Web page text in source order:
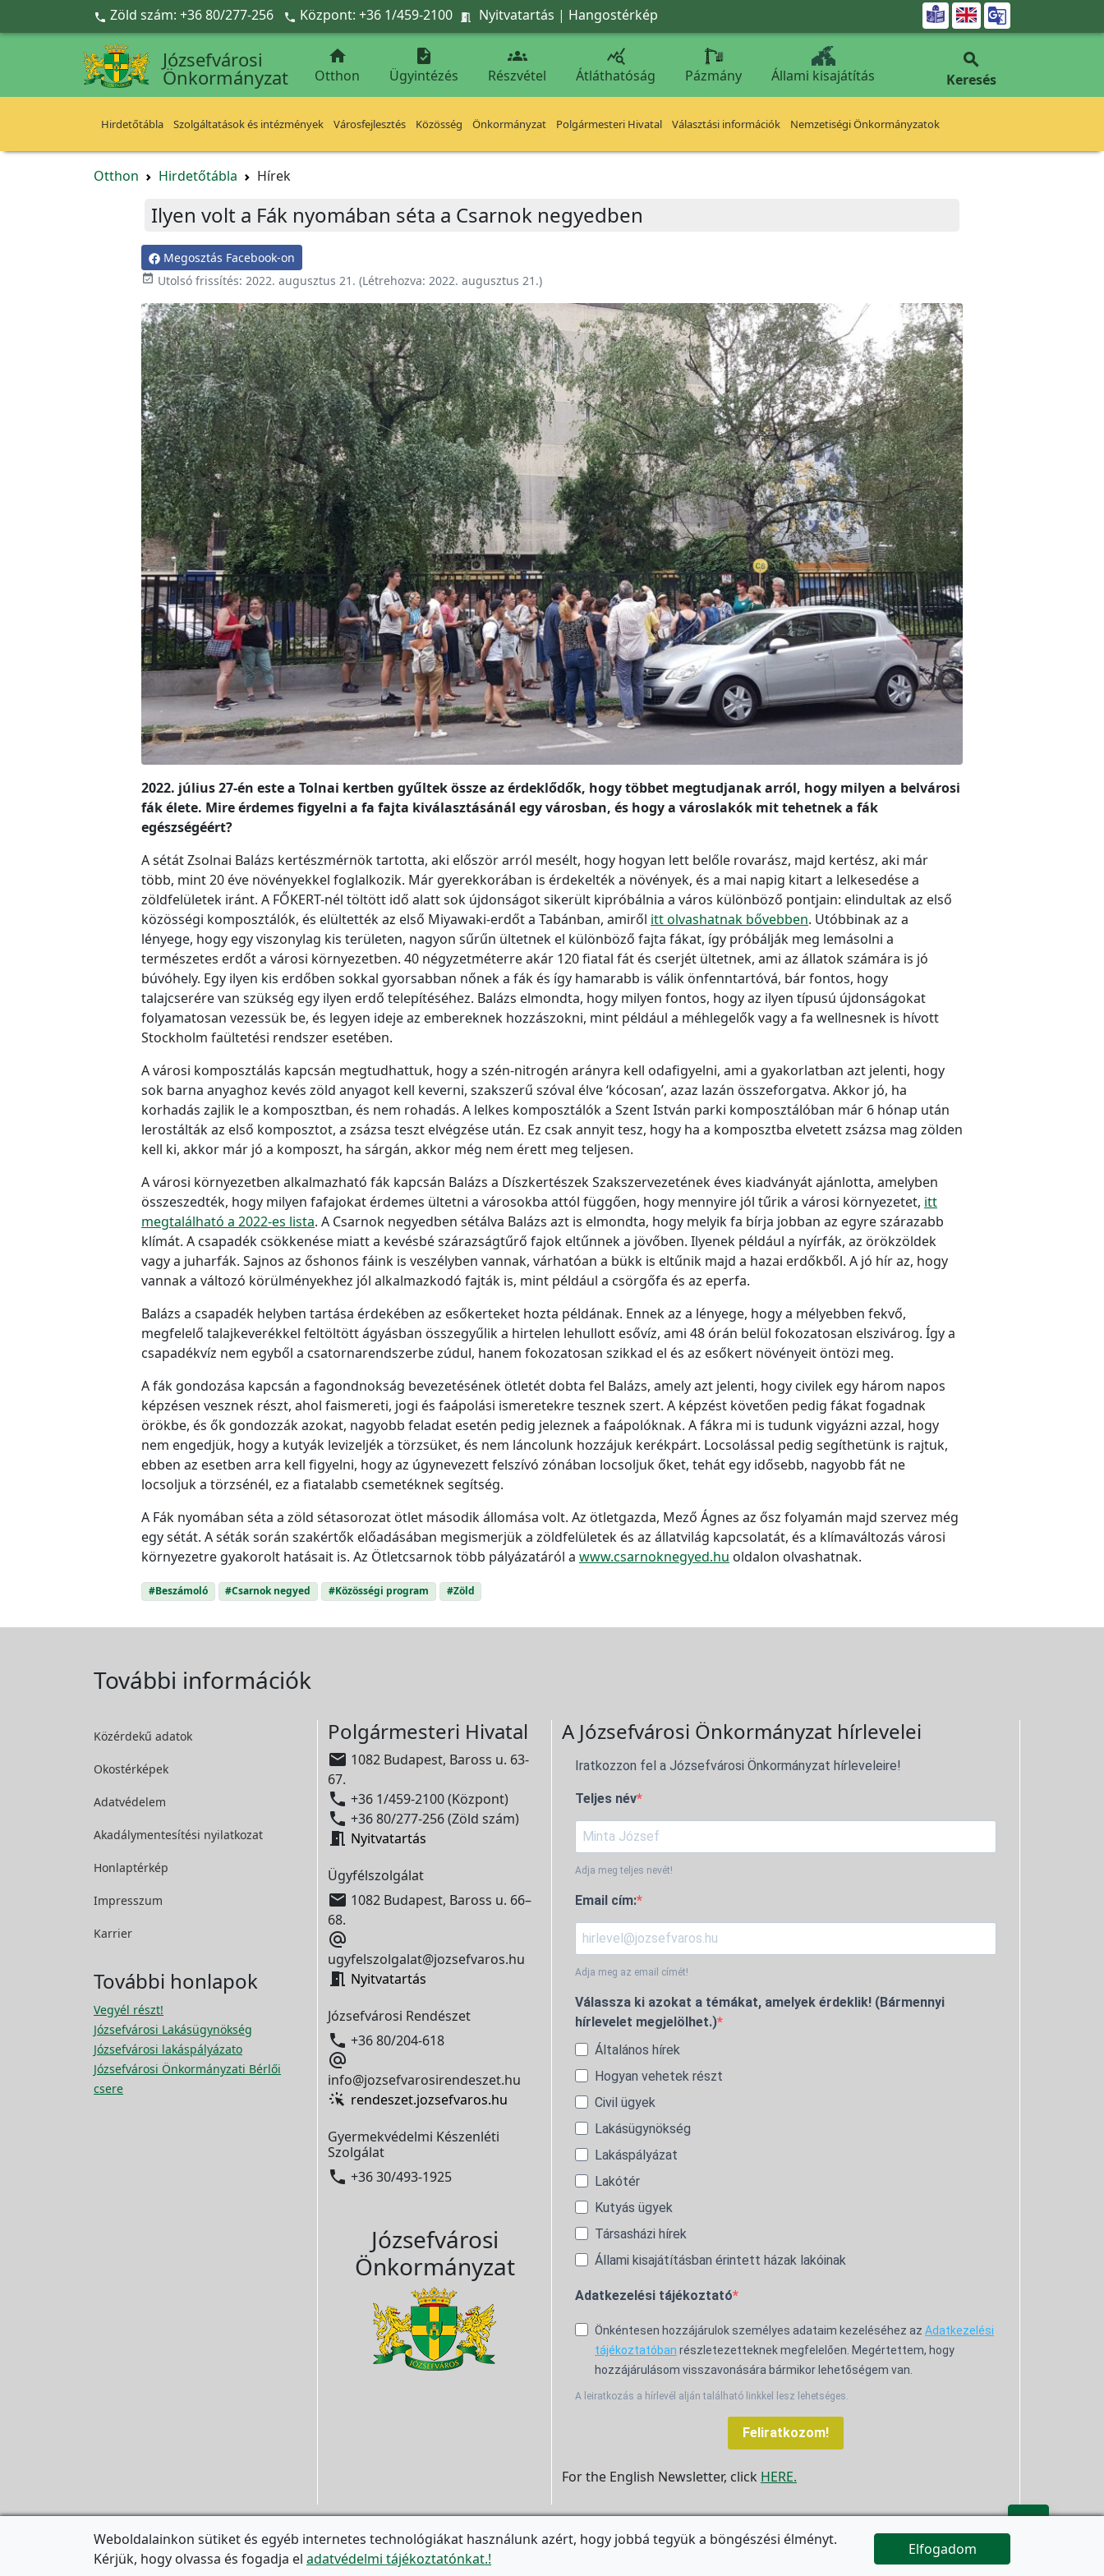
Ugrás a fő tartalomra
 Zöld szám: +36 80/277-256  Központ: +36 1/459-2100  Nyitvatartás | Hangostérkép 
Józsefvárosi
Önkormányzat

Otthon

Ügyintézés

Részvétel

Átláthatóság Pázmány Állami kisajátítás

Keresés
Hirdetőtábla Szolgáltatások és intézmények Városfejlesztés Közösség Önkormányzat Polgármesteri Hivatal Választási információk Nemzetiségi Önkormányzatok
Otthon Hirdetőtábla Hírek
Ilyen volt a Fák nyomában séta a Csarnok negyedben
Megosztás Facebook-on
 Utolsó frissítés: 2022. augusztus 21. (Létrehozva: 2022. augusztus 21.)
2022. július 27-én este a Tolnai kertben gyűltek össze az érdeklődők, hogy többet megtudjanak arról, hogy milyen a belvárosi
fák élete. Mire érdemes figyelni a fa fajta kiválasztásánál egy városban, és hogy a városlakók mit tehetnek a fák
egészségéért?
A sétát Zsolnai Balázs kertészmérnök tartotta, aki először arról mesélt, hogy hogyan lett belőle rovarász, majd kertész, aki már
több, mint 20 éve növényekkel foglalkozik. Már gyerekkorában is érdekelték a növények, és a mai napig kitart a lelkesedése a
zöldfelületek iránt. A FŐKERT-nél töltött idő alatt sok újdonságot sikerült kipróbálnia a város különböző pontjain: elindultak az első
közösségi komposztálók, és elültették az első Miyawaki-erdőt a Tabánban, amiről itt olvashatnak bővebben. Utóbbinak az a
lényege, hogy egy viszonylag kis területen, nagyon sűrűn ültetnek el különböző fajta fákat, így próbálják meg lemásolni a
természetes erdőt a városi környezetben. 40 négyzetméterre akár 120 fiatal fát és cserjét ültetnek, ami az állatok számára is jó
búvóhely. Egy ilyen kis erdőben sokkal gyorsabban nőnek a fák és így hamarabb is válik önfenntartóvá, bár fontos, hogy
talajcserére van szükség egy ilyen erdő telepítéséhez. Balázs elmondta, hogy milyen fontos, hogy az ilyen típusú újdonságokat
folyamatosan vezessük be, és legyen ideje az embereknek hozzászokni, mint például a méhlegelők vagy a fa wellnesnek is hívott
Stockholm faültetési rendszer esetében.
A városi komposztálás kapcsán megtudhattuk, hogy a szén-nitrogén arányra kell odafigyelni, ami a gyakorlatban azt jelenti, hogy
sok barna anyaghoz kevés zöld anyagot kell keverni, szakszerű szóval élve ‘kócosan’, azaz lazán összeforgatva. Akkor jó, ha
korhadás zajlik le a komposztban, és nem rohadás. A lelkes komposztálók a Szent István parki komposztálóban már 6 hónap után
lerostálták az első komposztot, a zsázsa teszt elvégzése után. Ez csak annyit tesz, hogy ha a komposztba elvetett zsázsa mag zölden
kell ki, akkor már jó a komposzt, ha sárgán, akkor még nem érett meg teljesen.
A városi környezetben alkalmazható fák kapcsán Balázs a Díszkertészek Szakszervezetének éves kiadványát ajánlotta, amelyben
összeszedték, hogy milyen fafajokat érdemes ültetni a városokba attól függően, hogy mennyire jól tűrik a városi környezetet, itt
megtalálható a 2022-es lista. A Csarnok negyedben sétálva Balázs azt is elmondta, hogy melyik fa bírja jobban az egyre szárazabb
klímát. A csapadék csökkenése miatt a kevésbé szárazságtűrő fajok eltűnnek a jövőben. Ilyenek például a nyírfák, az örökzöldek
vagy a juharfák. Sajnos az őshonos fáink is veszélyben vannak, várhatóan a bükk is eltűnik majd a hazai erdőkből. A jó hír az, hogy
vannak a változó körülményekhez jól alkalmazkodó fajták is, mint például a csörgőfa és az eperfa.
Balázs a csapadék helyben tartása érdekében az esőkerteket hozta példának. Ennek az a lényege, hogy a mélyebben fekvő,
megfelelő talajkeverékkel feltöltött ágyásban összegyűlik a hirtelen lehullott esővíz, ami 48 órán belül fokozatosan elszivárog. Így a
csapadékvíz nem egyből a csatornarendszerbe zúdul, hanem fokozatosan szikkad el és az esőkert növényeit öntözi meg.
A fák gondozása kapcsán a fagondnokság bevezetésének ötletét dobta fel Balázs, amely azt jelenti, hogy civilek egy három napos
képzésen vesznek részt, ahol faismereti, jogi és faápolási ismeretekre tesznek szert. A képzést követően pedig fákat fogadnak
örökbe, és ők gondozzák azokat, nagyobb feladat esetén pedig jeleznek a faápolóknak. A fákra mi is tudunk vigyázni azzal, hogy
nem engedjük, hogy a kutyák levizeljék a törzsüket, és nem láncolunk hozzájuk kerékpárt. Locsolással pedig segíthetünk is rajtuk,
ebben az esetben arra kell figyelni, hogy az úgynevezett felszívó zónában locsoljuk őket, tehát egy idősebb, nagyobb fát ne
locsoljuk a törzsénél, ez a fiatalabb csemetéknek segítség.
A Fák nyomában séta a zöld sétasorozat ötlet második állomása volt. Az ötletgazda, Mező Ágnes az ősz folyamán majd szervez még
egy sétát. A séták során szakértők előadásában megismerjük a zöldfelületek és az állatvilág kapcsolatát, és a klímaváltozás városi
környezetre gyakorolt hatásait is. Az Ötletcsarnok több pályázatáról a www.csarnoknegyed.hu oldalon olvashatnak.
#Beszámoló #Csarnok negyed #Közösségi program #Zöld
További információk
Közérdekű adatok
Okostérképek
Adatvédelem
Akadálymentesítési nyilatkozat
Honlaptérkép
Impresszum
Karrier
További honlapok
Vegyél részt!
Józsefvárosi Lakásügynökség
Józsefvárosi lakáspályázato
Józsefvárosi Önkormányzati Bérlői
csere
Polgármesteri Hivatal
 1082 Budapest, Baross u. 63-
67.
 +36 1/459-2100 (Központ)
 +36 80/277-256 (Zöld szám)
 Nyitvatartás
Ügyfélszolgálat
 1082 Budapest, Baross u. 66–
68.

ugyfelszolgalat@jozsefvaros.hu
 Nyitvatartás
Józsefvárosi Rendészet
 +36 80/204-618

info@jozsefvarosirendeszet.hu
rendeszet.jozsefvaros.hu
Gyermekvédelmi Készenléti
Szolgálat
 +36 30/493-1925
Józsefvárosi
Önkormányzat
A Józsefvárosi Önkormányzat hírlevelei
Iratkozzon fel a Józsefvárosi Önkormányzat hírleveleire!
Teljes név
Adja meg teljes nevét!
Email cím:
Adja meg az email címét!
Válassza ki azokat a témákat, amelyek érdeklik! (Bármennyi
hírlevelet megjelölhet.)
Általános hírek
Hogyan vehetek részt
Civil ügyek
Lakásügynökség
Lakáspályázat
Lakótér
Kutyás ügyek
Társasházi hírek
Állami kisajátításban érintett házak lakóinak
Adatkezelési tájékoztató
Önkéntesen hozzájárulok személyes adataim kezeléséhez az Adatkezelési
tájékoztatóban részletezetteknek megfelelően. Megértettem, hogy
hozzájárulásom visszavonására bármikor lehetőségem van.
A leiratkozás a hírlevél alján található linkkel lesz lehetséges.
Feliratkozom!
For the English Newsletter, click HERE.


Weboldalainkon sütiket és egyéb internetes technológiákat használunk azért, hogy jobbá tegyük a böngészési élményt.
Kérjük, hogy olvassa és fogadja el adatvédelmi tájékoztatónkat.!
Elfogadom